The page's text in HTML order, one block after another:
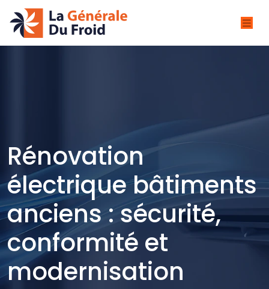
Rénovation
électrique bâtiments
anciens : sécurité,
conformité et
modernisation